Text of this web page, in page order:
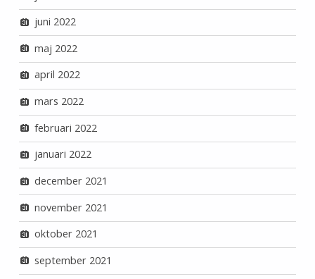
juni 2022
maj 2022
april 2022
mars 2022
februari 2022
januari 2022
december 2021
november 2021
oktober 2021
september 2021